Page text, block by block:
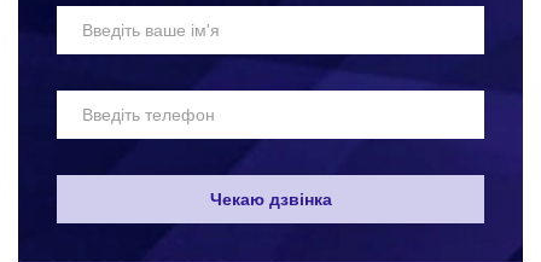
чітке дотримання часових рамок виконання замовлення
(без зривів кінцевих термінів);
доступні ціни (які зменшуються із зростанням обсягу
Чекаю дзвінка